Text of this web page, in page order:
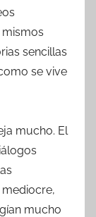
sencillas
se vive
mucho. El
mucho